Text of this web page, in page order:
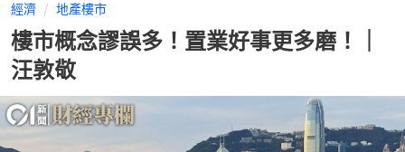
經濟 地產樓市
樓市概念謬誤多！置業好事更多磨！｜
汪敦敬